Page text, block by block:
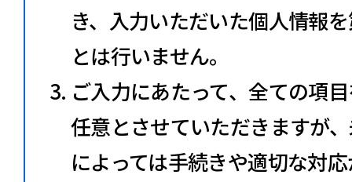
き、入力いただいた個人情報
とは行いません。
ご入力にあたって、全ての項
任意とさせていただきますが
によっては手続きや適切な対